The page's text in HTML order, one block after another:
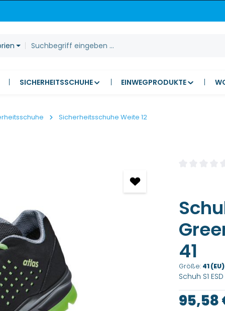
SICHERHEITSSCHUHE EINWEGPRODUKTE
Sicherheitsschuhe Weite 12
41
Größe: 41 (EU)
Schuh S1
Regulärer
95,58